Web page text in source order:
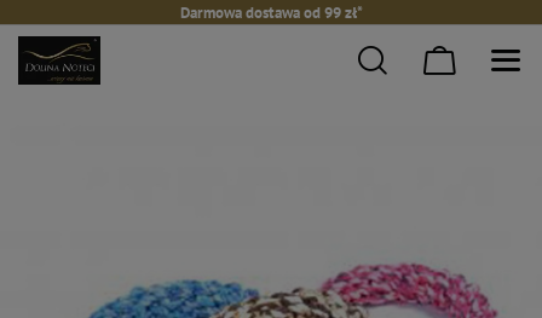
Darmowa dostawa od 99 zł*